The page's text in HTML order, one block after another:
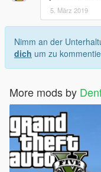
5. März 2019
Nimm an der
dich um zu
More mods by